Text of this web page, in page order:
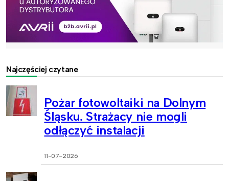
Najczęściej czytane
Pożar fotowoltaiki na Dolnym
Śląsku. Strażacy nie mogli
odłączyć instalacji
11-07-2026